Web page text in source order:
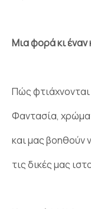
Μια φορά κι έναν
Πώς
Φαντασία,
και μας βοηθούν
τις δικές μας